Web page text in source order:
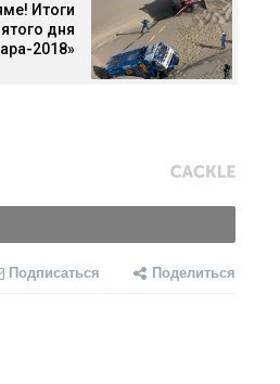
Итоги
дня
2018»
Подписаться Поделиться